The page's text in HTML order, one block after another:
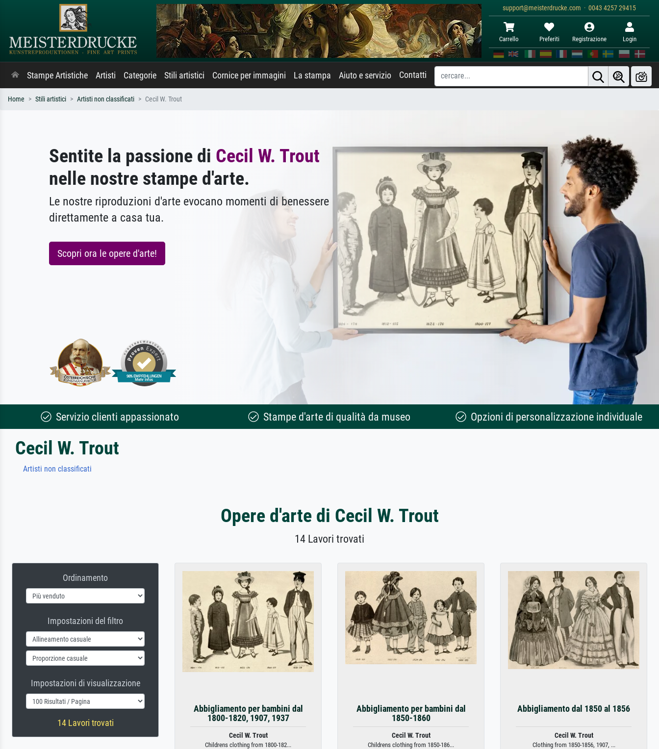
support@meisterdrucke.com · 0043 4257 29415
Carrello Preferiti Registrazione Login
Stampe Artistiche Artisti Categorie Stili artistici Cornice per immagini La stampa Aiuto e servizio Contatti
Home Stili artistici Artisti non classificati Cecil W. Trout
Sentite la passione di Cecil W. Trout
nelle nostre stampe d'arte.
Le nostre riproduzioni d'arte evocano momenti di benessere
direttamente a casa tua.
Scopri ora le opere d'arte!
Servizio clienti appassionato Stampe d'arte di qualità da museo Opzioni di personalizzazione individuale
Cecil W. Trout
Artisti non classificati
Opere d'arte di Cecil W. Trout
14 Lavori trovati
Ordinamento
Impostazioni del filtro
Impostazioni di visualizzazione
14 Lavori trovati
Abbigliamento per bambini dal
1800-1820, 1907, 1937
Cecil W. Trout
Childrens clothing from 1800-182...
Abbigliamento per bambini dal
1850-1860
Cecil W. Trout
Childrens clothing from 1850-186...
Abbigliamento dal 1850 al 1856
Cecil W. Trout
Clothing from 1850-1856, 1907, ...